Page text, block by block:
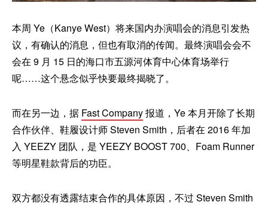
本周 Ye（Kanye West）将来国内办演唱会的消息引发热
议，有确认的消息，但也有取消的传闻。最终演唱会会不
会在 9 月 15 日的海口市五源河体育中心体育场举行
呢……这个悬念似乎快要最终揭晓了。
而在另一边，据 Fast Company报道，Ye 本月开除了长期
合作伙伴、鞋履设计师 Steven Smith，后者在 2016 年加
入 YEEZY 团队，是 YEEZY BOOST 700、Foam Runner
等明星鞋款背后的功臣。
双方都没有透露结束合作的具体原因，不过 Steven Smith